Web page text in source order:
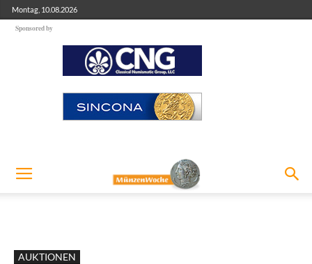
Montag, 10.08.2026
Sponsored by
AUKTIONEN